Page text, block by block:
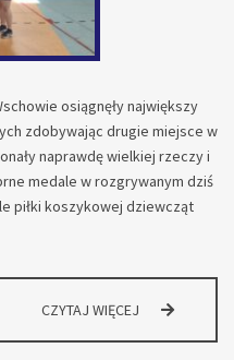
osiągnęły największy
zdobywając drugie miejsce w
naprawdę wielkiej rzeczy i
medale w rozgrywanym dziś
piłki koszykowej dziewcząt
CZYTAJ WIĘCEJ MAMY